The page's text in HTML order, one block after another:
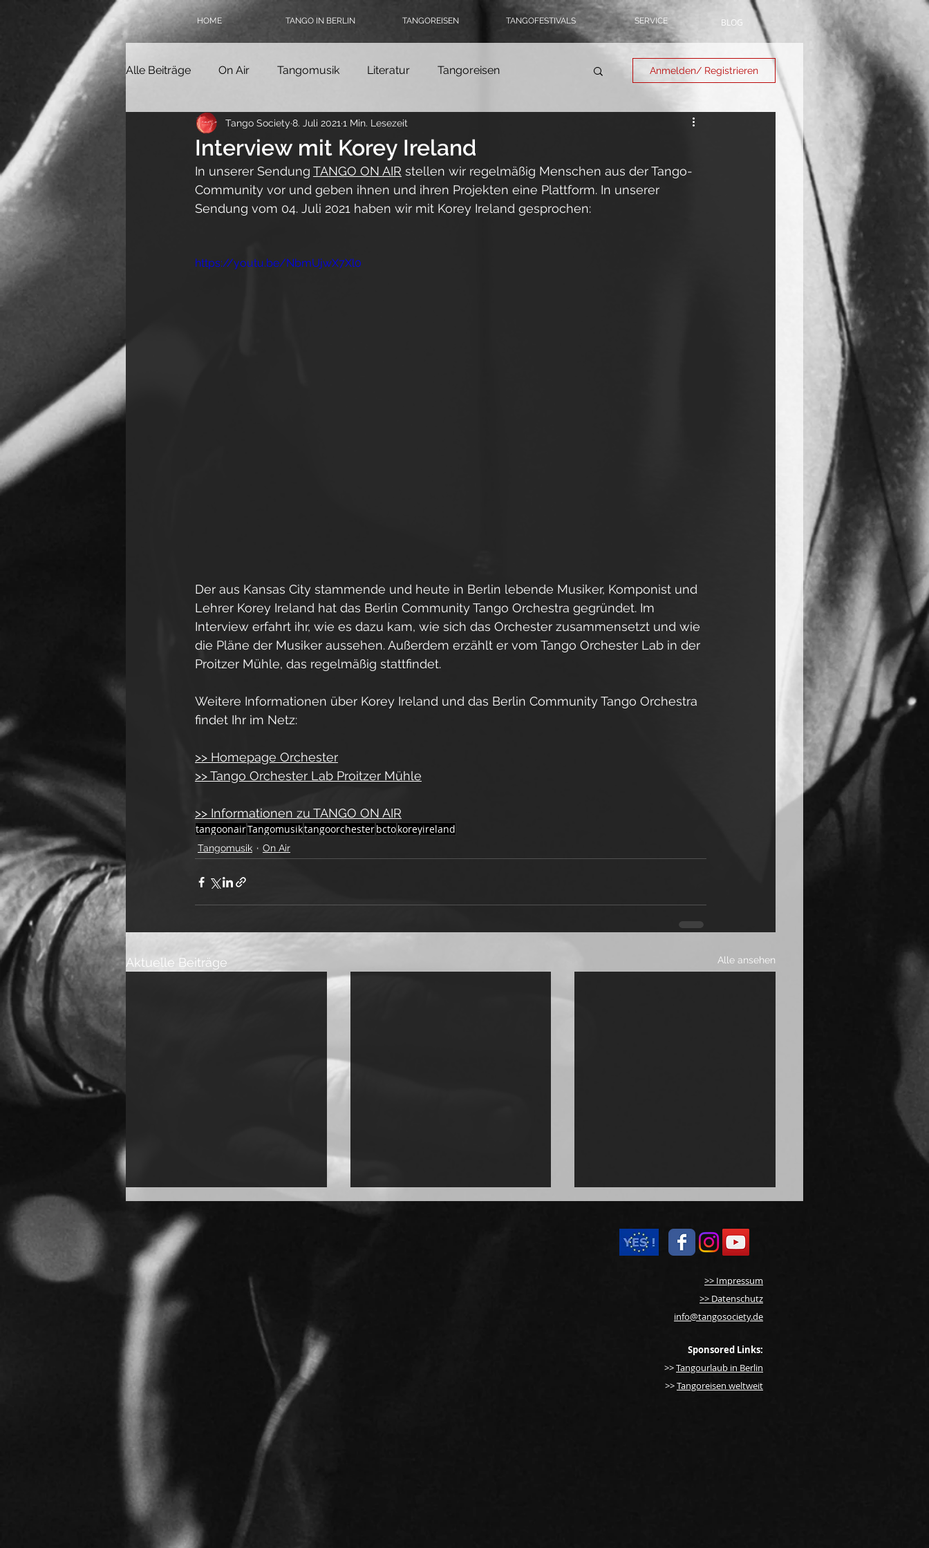
HOME TANGO IN BERLIN TANGOREISEN TANGOFESTIVALS SERVICE BLOG
Alle Beiträge On Air Tangomusik Literatur Tangoreisen
Tangokolumne Tangofilm Tango-Logbuch
Geschichte Tangomode & Schuhe Coronatango
Anmelden/ Registrieren
Interview mit Korey Ireland
Tango Society 8. Juli 2021 1 Min. Lesezeit
In unserer Sendung TANGO ON AIR stellen wir regelmäßig Menschen aus der Tango-
Community vor und geben ihnen und ihren Projekten eine Plattform. In unserer
Sendung vom 04. Juli 2021 haben wir mit Korey Ireland gesprochen:
https://youtu.be/NbmUjwX7Xl0
Der aus Kansas City stammende und heute in Berlin lebende Musiker, Komponist und
Lehrer Korey Ireland hat das Berlin Community Tango Orchestra gegründet. Im
Interview erfahrt ihr, wie es dazu kam, wie sich das Orchester zusammensetzt und wie
die Pläne der Musiker aussehen. Außerdem erzählt er vom Tango Orchester Lab in der
Proitzer Mühle, das regelmäßig stattfindet.
Weitere Informationen über Korey Ireland und das Berlin Community Tango Orchestra
findet Ihr im Netz:
>> Homepage Orchester
>> Tango Orchester Lab Proitzer Mühle
>> Informationen zu TANGO ON AIR
tangoonairTangomusiktangoorchesterbctokoreyireland
Tangomusik On Air
Aktuelle Beiträge Alle ansehen
Eine Verbeugung vor dem
CD-Vorstellung: BERRETIN
>> Impressum
>> Datenschutz
info@tangosociety.de
Sponsored Links:
>>Tangourlaub in Berlin
>>Tangoreisen weltweit